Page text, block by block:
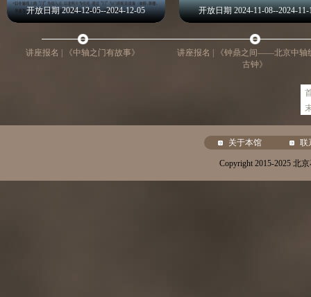
开放日期 2024-12-05--2024-12-05
讲座报名 | 《中轴之门有故事》
开放日期 2024-11-08--2024-11-
讲座报名 | 《钟鼎之间——北京中轴
古钟》
关于本馆 联
Copyright 2015-2025 北